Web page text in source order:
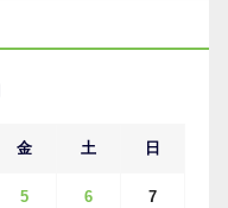
金 土 日
5 6 7